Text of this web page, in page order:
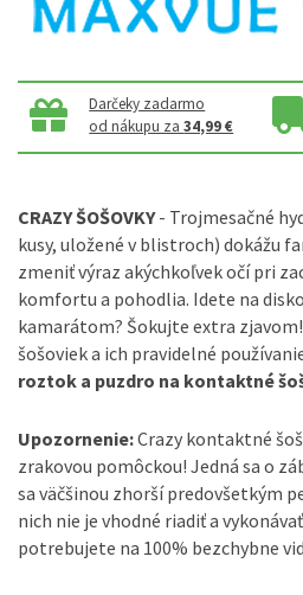
Darčeky zadarmo
od nákupu za34,99 €
CRAZY ŠOŠOVKY- Trojmesačné
kusy, uložené v blistroch) dokážu
zmeniť výraz akýchkoľvek očí pri
komfortu a pohodlia. Idete na
kamarátom? Šokujte extra
šošoviek a ich pravidelné
roztok a puzdro na kontaktné
Upozornenie:Crazy kontaktné
zrakovou pomôckou! Jedná sa o
sa väčšinou zhorší predovšetkým
nich nie je vhodné riadiť a
potrebujete na 100% bezchybne